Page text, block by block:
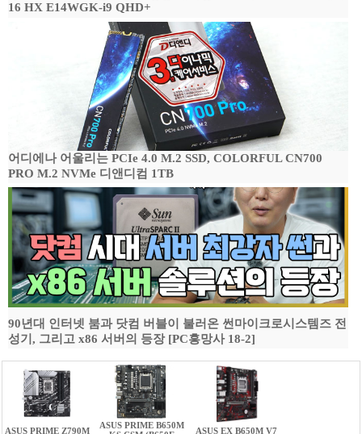
16 HX E14WGK-i9 QHD+
어디에나 어울리는 PCIe 4.0 M.2 SSD, COLORFUL CN700
PRO M.2 NVMe 디앤디컴 1TB
90년대 인터넷 붐과 닷컴 버블이 불러온 썬마이크로시스템즈 전
성기, 그리고 x86 서버의 등장 [PC흥망사 18-2]